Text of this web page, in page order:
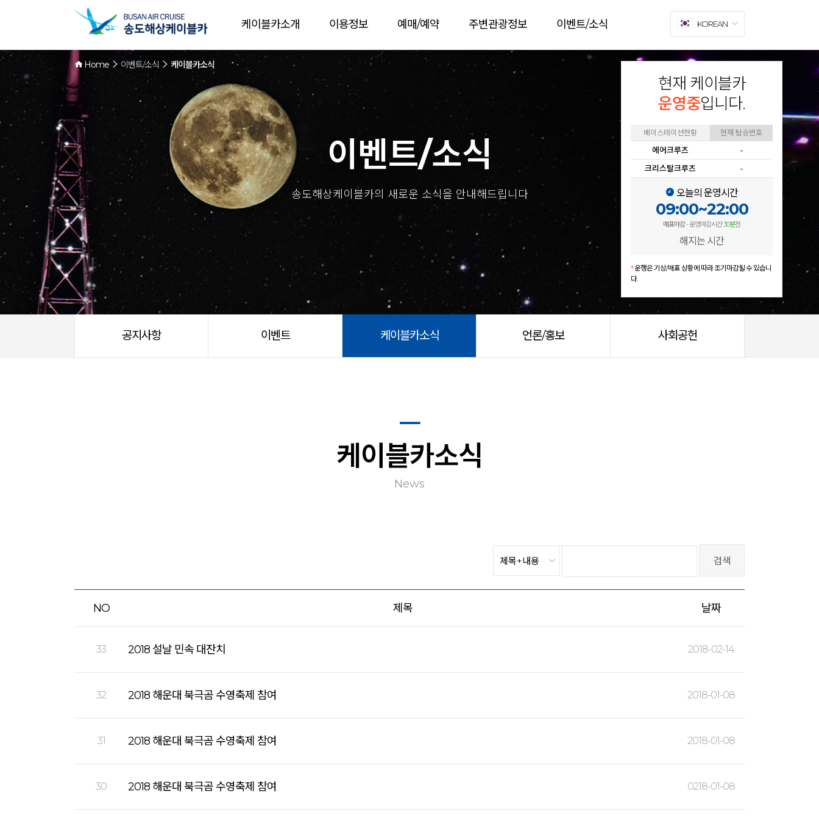
현재 케이블카
운영중입니다.
베이스테이션현황 현재 탑승번호
에어크루즈
-
크리스탈크루즈
-
오늘의 운영시간
09:00~22:00
매표마감- 운영마감시간30분전
해지는 시간
*운행은 기상/매표 상황에 따라 조기마감될 수 있습니
다.
케이블카소개 이용정보 예매/예약 주변관광정보 이벤트/소식 KOREAN
Home 이벤트/소식 케이블카소식
이벤트/소식
송도해상케이블카의 새로운 소식을 안내해드립니다
공지사항 이벤트 케이블카소식 언론/홍보 사회공헌
케이블카소식
News
NO 제목 날짜
33 2018 설날 민속 대잔치 2018-02-14
32 2018 해운대 북극곰 수영축제 참여 2018-01-08
31 2018 해운대 북극곰 수영축제 참여 2018-01-08
30 2018 해운대 북극곰 수영축제 참여 0218-01-08